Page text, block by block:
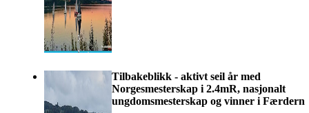
Tilbakeblikk - aktivt seil år med
Norgesmesterskap i 2.4mR, nasjonalt
ungdomsmesterskap og vinner i Færdern